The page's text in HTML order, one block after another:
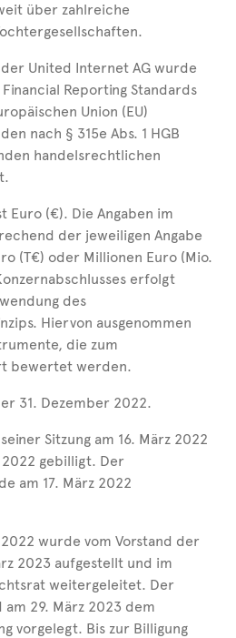
über zahlreiche
United Internet AG wurde
Reporting Standards
Union (EU)
nach § 315e Abs. 1 HGB
handelsrechtlichen
Euro (€). Die Angaben im
der jeweiligen Angabe
(T€) oder Millionen Euro (Mio.
erfolgt
des
Hiervon ausgenommen
die zum
bewertet werden.
31. Dezember 2022.
Sitzung am 16. März 2022
gebilligt. Der
am 17. März 2022
wurde vom Vorstand der
2023 aufgestellt und im
weitergeleitet. Der
29. März 2023 dem
vorgelegt. Bis zur Billigung